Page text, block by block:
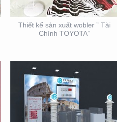
Thiết kế sản xuất wobler ” Tài
Chính TOYOTA”
(BOOTH TRANFA)
THIẾT KẾ VÀ SẢN XUẤT